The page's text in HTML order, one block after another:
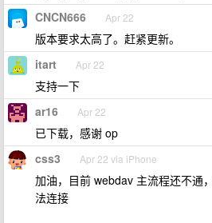
CNCN666 Apr 22
版本要求太高了。赶紧更新。
itart Apr 22
支持一下
ar16 Apr 22
已下载，感谢 op
css3 Apr 22 via iPhone
加油，目前 webdav 主流程还不通
法连接